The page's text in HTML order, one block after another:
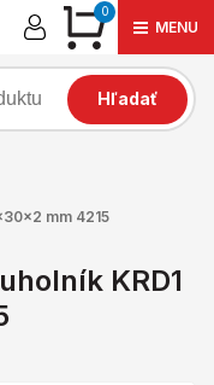
0
MENU
Hľadať
mm 4215
KRD1